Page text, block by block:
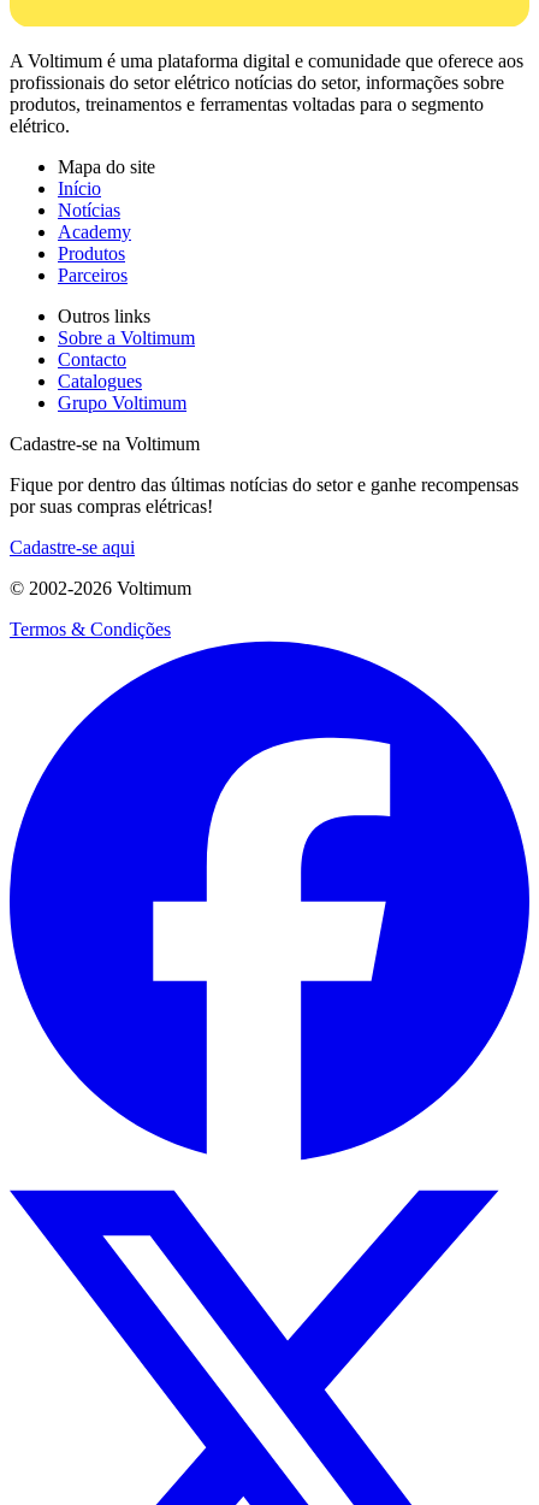
A Voltimum é uma plataforma digital e comunidade que oferece aos
profissionais do setor elétrico notícias do setor, informações sobre
produtos, treinamentos e ferramentas voltadas para o segmento
elétrico.
Mapa do site
Início
Notícias
Academy
Produtos
Parceiros
Outros links
Sobre a Voltimum
Contacto
Catalogues
Grupo Voltimum
Cadastre-se na Voltimum
Fique por dentro das últimas notícias do setor e ganhe recompensas
por suas compras elétricas!
Cadastre-se aqui
© 2002-2026 Voltimum
Termos & Condições